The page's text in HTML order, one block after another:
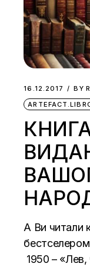
16.12.2017 BY
А Ви читали
1950 – «Лев,